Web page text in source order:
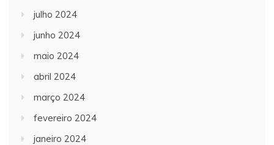
julho 2024
junho 2024
maio 2024
abril 2024
março 2024
fevereiro 2024
janeiro 2024